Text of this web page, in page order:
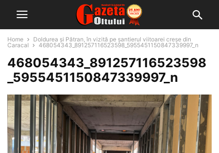
Home
Doldurea și Pătran, în vizită pe șantierul viitoarei creșe din
Caracal
468054343_891257116523598_5955451150847339997_n
468054343_891257116523598
_5955451150847339997_n